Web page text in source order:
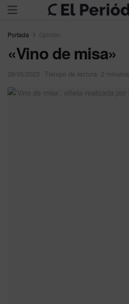
Portada Opinión
«Vino de misa»
26/05/2023 Tiempo de lectura: 2 minutos